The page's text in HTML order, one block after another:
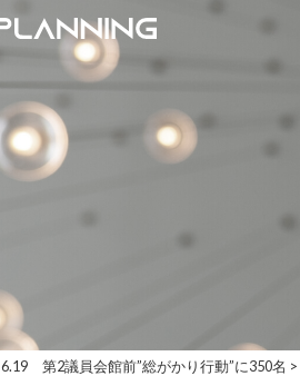
6.19 第2議員会館前”総がかり行動”に350名 >